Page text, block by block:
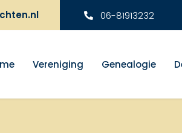
06-81913232
Vereniging Genealogie